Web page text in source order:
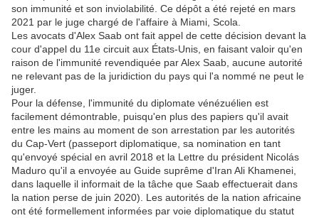
son immunité et son inviolabilité. Ce dépôt a été rejeté en mars
2021 par le juge chargé de l'affaire à Miami, Scola.
Les avocats d'Alex Saab ont fait appel de cette décision devant la
cour d'appel du 11e circuit aux États-Unis, en faisant valoir qu'en
raison de l'immunité revendiquée par Alex Saab, aucune autorité
ne relevant pas de la juridiction du pays qui l'a nommé ne peut le
juger.
Pour la défense, l'immunité du diplomate vénézuélien est
facilement démontrable, puisqu'en plus des papiers qu'il avait
entre les mains au moment de son arrestation par les autorités
du Cap-Vert (passeport diplomatique, sa nomination en tant
qu'envoyé spécial en avril 2018 et la Lettre du président Nicolás
Maduro qu'il a envoyée au Guide suprême d'Iran Ali Khamenei,
dans laquelle il informait de la tâche que Saab effectuerait dans
la nation perse de juin 2020). Les autorités de la nation africaine
ont été formellement informées par voie diplomatique du statut